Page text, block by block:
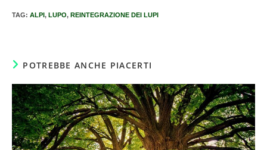
TAG: ALPI, LUPO, REINTEGRAZIONE DEI LUPI
POTREBBE ANCHE PIACERTI